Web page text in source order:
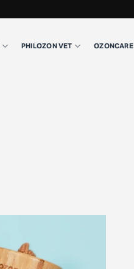
PHILOZON VET OZONCARE